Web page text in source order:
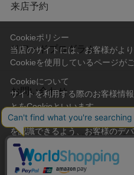
来店予約
リワードプログラム
お問い合わせ
会社概要 プ
利用規約 特定
Cookieポリシー
当店のサイトには、お客様がよ
Cookieを使用しているページがご
Cookieについて
サイトを利用する際のお客様情
とをCookieといいます。
Cookieはお客様がサイトを再訪
を認識できるよう、お客様のデ
れます。
なお、Cookieに保存されている
ることはできません。